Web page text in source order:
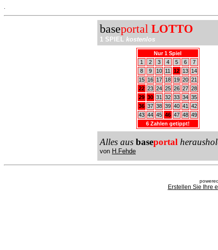
baseportal LOTTO
1 SPIEL kostenlos
Nur 1 Spiel
1
2 3 4 5 6
7
8
9 10 11 12 13
14
15
16 17 18 19 20 21
22 23 24 25 26 27 28
29 30 31 32 33 34 35
36 37 38 39 40 41
42
43 44 45 46 47 48 49
6 Zahlen getippt!
Alles aus baseportal
von H.Fehde
Erstellen Sie Ihre